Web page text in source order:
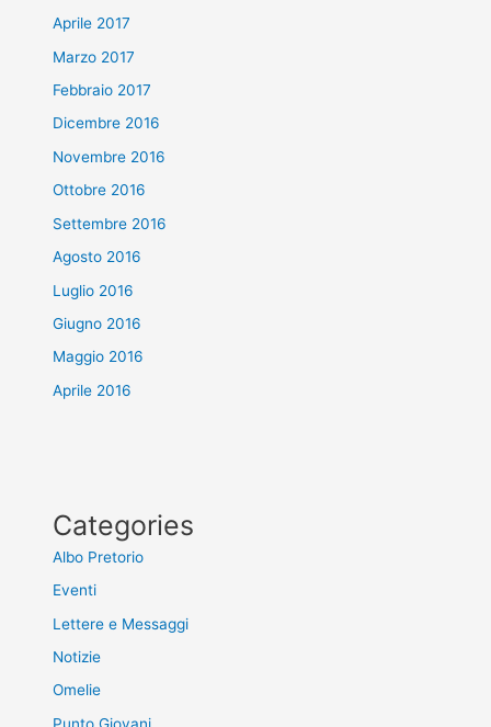
Aprile 2017
Marzo 2017
Febbraio 2017
Dicembre 2016
Novembre 2016
Ottobre 2016
Settembre 2016
Agosto 2016
Luglio 2016
Giugno 2016
Maggio 2016
Aprile 2016
Categories
Albo Pretorio
Eventi
Lettere e Messaggi
Notizie
Omelie
Punto Giovani